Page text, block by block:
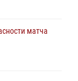
матча